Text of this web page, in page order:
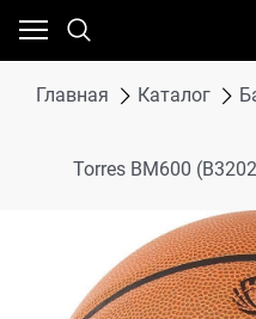
Главная Каталог
Torres BM600